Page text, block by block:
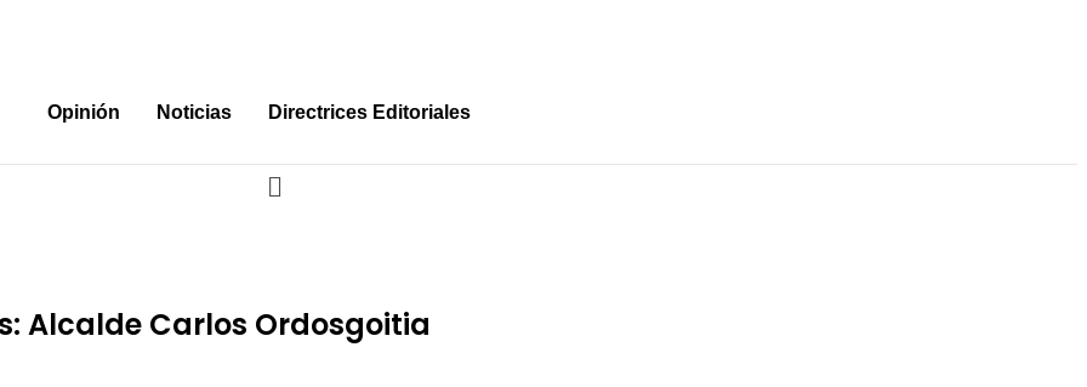
Opinión Noticias
Directrices Editoriales
Alcalde Carlos Ordosgoitia